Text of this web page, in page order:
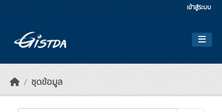
เข้าสู่ระบบ
ชุดข้อมูล